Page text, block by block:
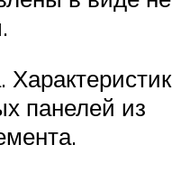
панелей из